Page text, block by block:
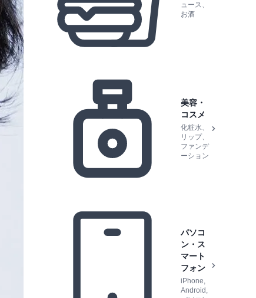
ュース、
お酒
美容・
コスメ
化粧水、
リップ、
ファンデ
ーション
パソコ
ン・ス
マート
フォン
iPhone,
Android,